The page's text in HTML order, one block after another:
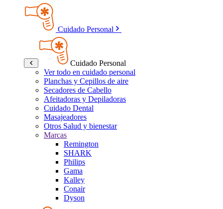
Cuidado Personal
Cuidado Personal
Ver todo en cuidado personal
Planchas y Cepillos de aire
Secadores de Cabello
Afeitadoras y Depiladoras
Cuidado Dental
Masajeadores
Otros Salud y bienestar
Marcas
Remington
SHARK
Philips
Gama
Kalley
Conair
Dyson